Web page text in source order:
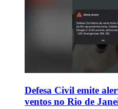
Defesa Civil emite
ventos no Rio de